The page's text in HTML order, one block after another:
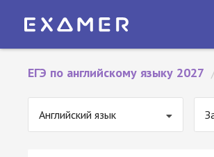
ЕГЭ по английскому языку 2027
Английский язык